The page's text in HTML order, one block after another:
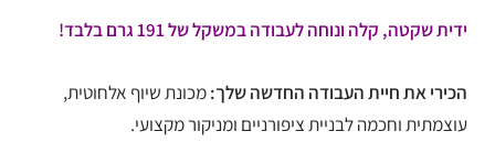
ידית שקטה, קלה ונוחה לעבודה במשקל של 191 גרם בלבד!
הכירי את חיית העבודה החדשה שלך:מכונת שיוף אלחוטית,
עוצמתית וחכמה לבניית ציפורניים ומניקור מקצועי.